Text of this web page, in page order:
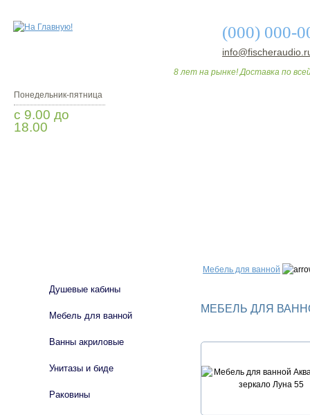
(000) 000-
8 лет на рынке! Доставка по
Понедельник-пятница
с 9.00 до
18.00
Мебель для ванной
МЕБЕЛЬ ДЛЯ
Душевые кабины
Мебель для ванной
Ванны акриловые
Унитазы и биде
Раковины